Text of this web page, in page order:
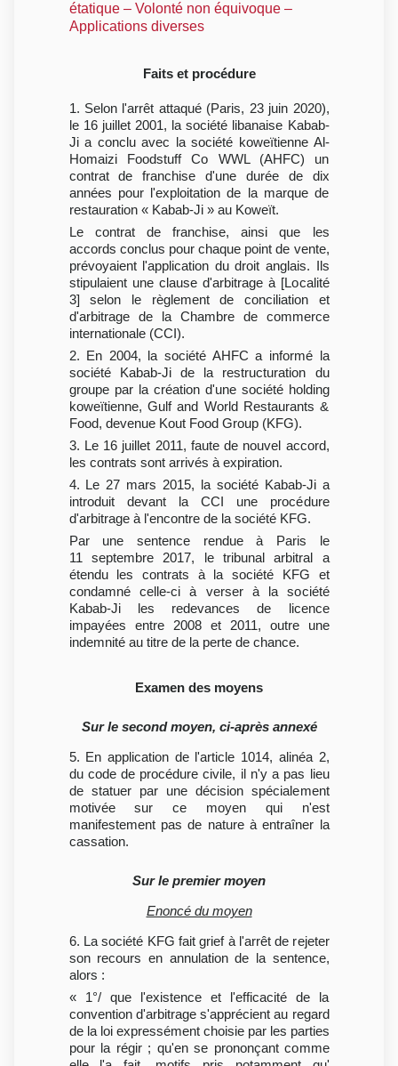
étatique – Volonté non équivoque –
Applications diverses
Faits et procédure
1. Selon l'arrêt attaqué (Paris, 23 juin 2020),
le 16 juillet 2001, la société libanaise Kabab-
Ji a conclu avec la société koweïtienne Al-
Homaizi Foodstuff Co WWL (AHFC) un
contrat de franchise d'une durée de dix
années pour l'exploitation de la marque de
restauration « Kabab-Ji » au Koweït.
Le contrat de franchise, ainsi que les
accords conclus pour chaque point de vente,
prévoyaient l'application du droit anglais. Ils
stipulaient une clause d'arbitrage à [Localité
3] selon le règlement de conciliation et
d'arbitrage de la Chambre de commerce
internationale (CCI).
2. En 2004, la société AHFC a informé la
société Kabab-Ji de la restructuration du
groupe par la création d'une société holding
koweïtienne, Gulf and World Restaurants &
Food, devenue Kout Food Group (KFG).
3. Le 16 juillet 2011, faute de nouvel accord,
les contrats sont arrivés à expiration.
4. Le 27 mars 2015, la société Kabab-Ji a
introduit devant la CCI une procédure
d'arbitrage à l'encontre de la société KFG.
Par une sentence rendue à Paris le
11 septembre 2017, le tribunal arbitral a
étendu les contrats à la société KFG et
condamné celle-ci à verser à la société
Kabab-Ji les redevances de licence
impayées entre 2008 et 2011, outre une
indemnité au titre de la perte de chance.
Examen des moyens
Sur le second moyen, ci-après annexé
5. En application de l'article 1014, alinéa 2,
du code de procédure civile, il n'y a pas lieu
de statuer par une décision spécialement
motivée sur ce moyen qui n'est
manifestement pas de nature à entraîner la
cassation.
Sur le premier moyen
Enoncé du moyen
6. La société KFG fait grief à l'arrêt de rejeter
son recours en annulation de la sentence,
alors :
« 1°/ que l'existence et l'efficacité de la
convention d'arbitrage s'apprécient au regard
de la loi expressément choisie par les parties
pour la régir ; qu'en se prononçant comme